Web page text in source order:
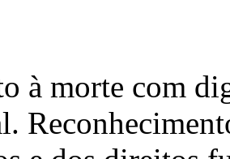
à morte com